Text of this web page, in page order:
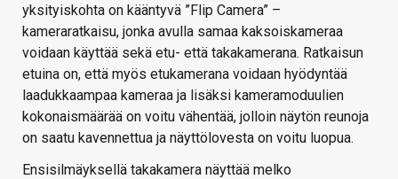
yksityiskohta on kääntyvä ”Flip Camera” –
kameraratkaisu, jonka avulla samaa kaksoiskameraa
voidaan käyttää sekä etu- että takakamerana. Ratkaisun
etuina on, että myös etukamerana voidaan hyödyntää
laadukkaampaa kameraa ja lisäksi kameramoduulien
kokonaismäärää on voitu vähentää, jolloin näytön reunoja
on saatu kavennettua ja näyttölovesta on voitu luopua.
Ensisilmäyksellä takakamera näyttää melko